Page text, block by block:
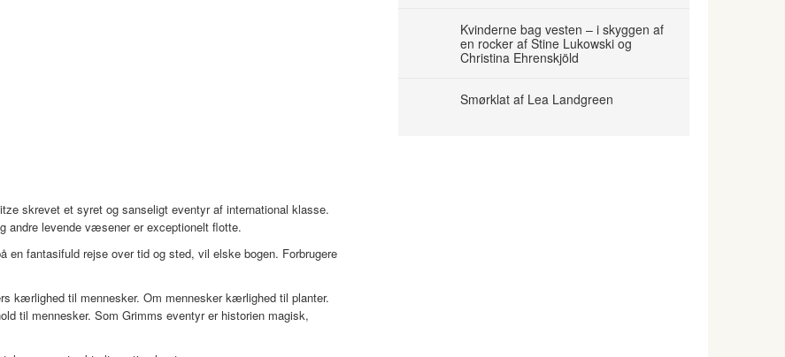
skrevet et syret og sanseligt eventyr af international klasse.
andre levende væsener er exceptionelt flotte.
fantasifuld rejse over tid og sted, vil elske bogen. Forbrugere
kærlighed til mennesker. Om mennesker kærlighed til planter.
til mennesker. Som Grimms eventyr er historien magisk,
Kvinderne bag vesten – i skyggen af
en rocker af Stine Lukowski og
Christina Ehrenskjöld
Smørklat af Lea Landgreen